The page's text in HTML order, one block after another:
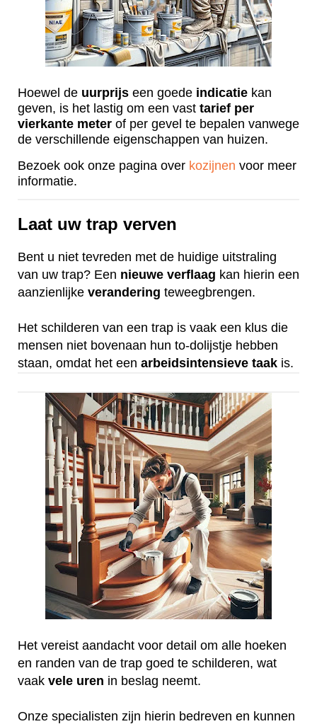
Hoewel de uurprijs een goede indicatie kan
geven, is het lastig om een vast tarief per
vierkante meter of per gevel te bepalen vanwege
de verschillende eigenschappen van huizen.
Bezoek ook onze pagina over kozijnen voor meer
informatie.
Laat uw trap verven
Bent u niet tevreden met de huidige uitstraling
van uw trap? Een nieuwe verflaag kan hierin een
aanzienlijke verandering teweegbrengen.
Het schilderen van een trap is vaak een klus die
mensen niet bovenaan hun to-dolijstje hebben
staan, omdat het een arbeidsintensieve taak is.
Het vereist aandacht voor detail om alle hoeken
en randen van de trap goed te schilderen, wat
vaak vele uren in beslag neemt.
Onze specialisten zijn hierin bedreven en kunnen